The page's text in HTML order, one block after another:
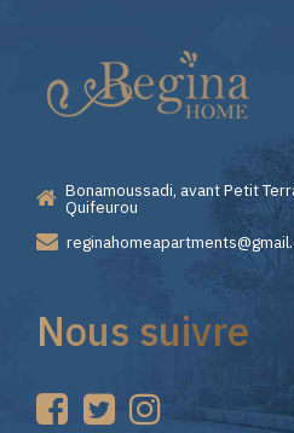
Casino
—
Pas
sur
Choisir
Lizaro
Casino
pour
vos
Bonamoussadi, avant Petit
Quifeurou
Nous suivre